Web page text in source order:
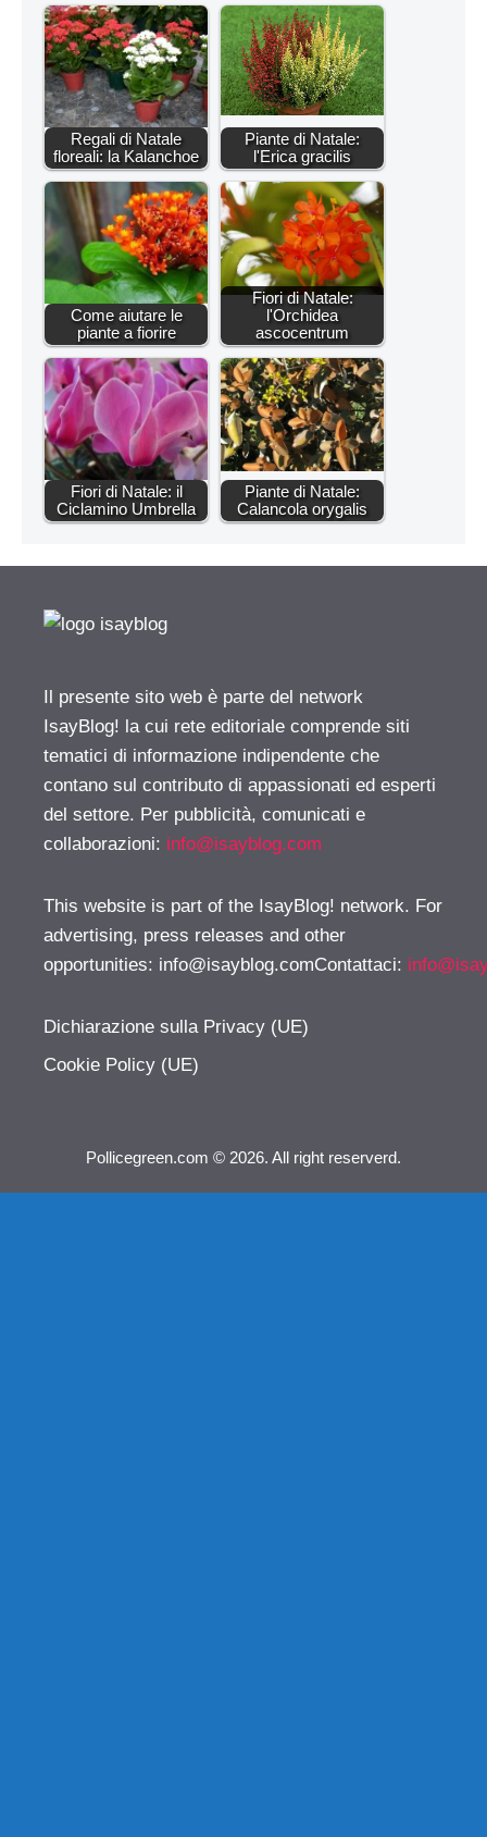
Regali di Natale
floreali: la Kalanchoe
Piante di Natale:
l'Erica gracilis
Come aiutare le
piante a fiorire
Fiori di Natale:
l'Orchidea
ascocentrum
Fiori di Natale: il
Ciclamino Umbrella
Piante di Natale:
Calancola orygalis
Il presente sito web è parte del network
IsayBlog! la cui rete editoriale comprende siti
tematici di informazione indipendente che
contano sul contributo di appassionati ed esperti
del settore. Per pubblicità, comunicati e
collaborazioni: info@isayblog.com
This website is part of the IsayBlog! network. For
advertising, press releases and other
opportunities: info@isayblog.comContattaci:
Dichiarazione sulla Privacy (UE)
Cookie Policy (UE)
Pollicegreen.com © 2026. All right reserverd.